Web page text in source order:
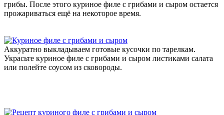
грибы. После этого куриное филе с грибами и сыром остается
прожариваться ещё на некоторое время.
Аккуратно выкладываем готовые кусочки по тарелкам.
Украсьте куриное филе с грибами и сыром листиками салата
или полейте соусом из сковороды.